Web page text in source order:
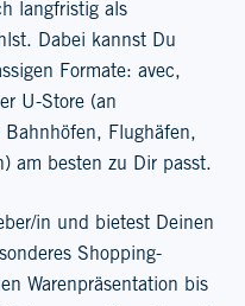
langfristig als
Dabei kannst Du
Formate: avec,
U-Store (an
Flughäfen,
am besten zu Dir passt.
in und bietest Deinen
Shopping-
Warenpräsentation bis